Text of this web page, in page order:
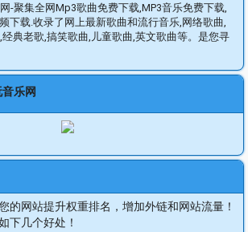
-聚集全网Mp3歌曲免费下载,MP3音乐免费下载,
下载.收录了网上最新歌曲和流行音乐,网络歌曲,
典老歌,搞笑歌曲,儿童歌曲,英文歌曲等。是您寻
乐网
的网站提升权重排名，增加外链和网站流量！
下几个好处！